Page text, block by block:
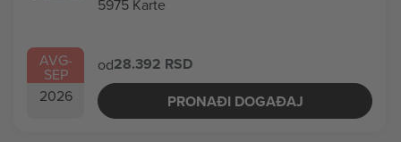
AVG-
SEP
2026
5975 Karte
od28.392 RSD
PRONAĐI DOGAĐAJ